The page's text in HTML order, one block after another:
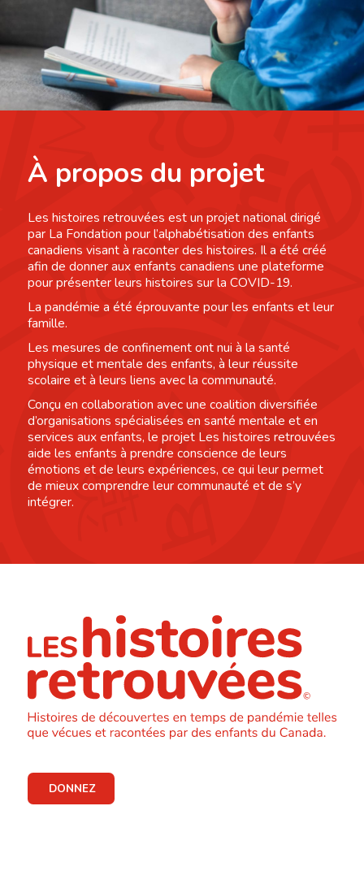
À propos du projet
Les histoires retrouvées est un projet national dirigé
par La Fondation pour l’alphabétisation des enfants
canadiens visant à raconter des histoires. Il a été créé
afin de donner aux enfants canadiens une plateforme
pour présenter leurs histoires sur la COVID-19.
La pandémie a été éprouvante pour les enfants et leur
famille.
Les mesures de confinement ont nui à la santé
physique et mentale des enfants, à leur réussite
scolaire et à leurs liens avec la communauté.
Conçu en collaboration avec une coalition diversifiée
d’organisations spécialisées en santé mentale et en
services aux enfants, le projet Les histoires retrouvées
aide les enfants à prendre conscience de leurs
émotions et de leurs expériences, ce qui leur permet
de mieux comprendre leur communauté et de s’y
intégrer.
DONNEZ